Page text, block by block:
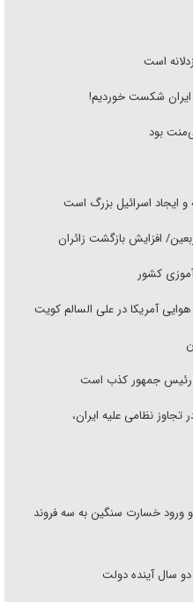
است
ایران شکست خوردیم!
بود
ایجاد اسرائیل بزرگ است
کشور
آمریکا در علی السالم کویت
رئیس جمهور کذب است
نظامی علیه ایران،
انهدام کامل سه فروند هواپیمای اف ۳۵ و ورود خسارت سنگین به سه فروند
دو سال آینده دولت